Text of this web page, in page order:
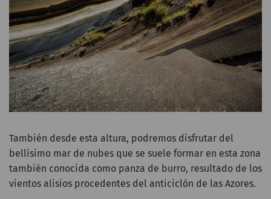
También desde esta altura, podremos disfrutar del
bellísimo mar de nubes que se suele formar en esta zona
también conocida como panza de burro, resultado de los
vientos alisios procedentes del anticiclón de las Azores.